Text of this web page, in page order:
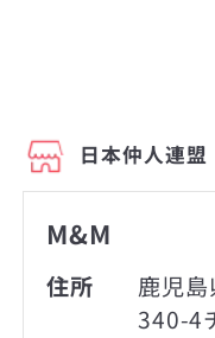
日本仲人連盟
M&M
住所
鹿児
340-4